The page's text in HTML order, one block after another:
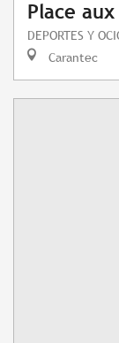
Place
DEPORTES Y
Carantec